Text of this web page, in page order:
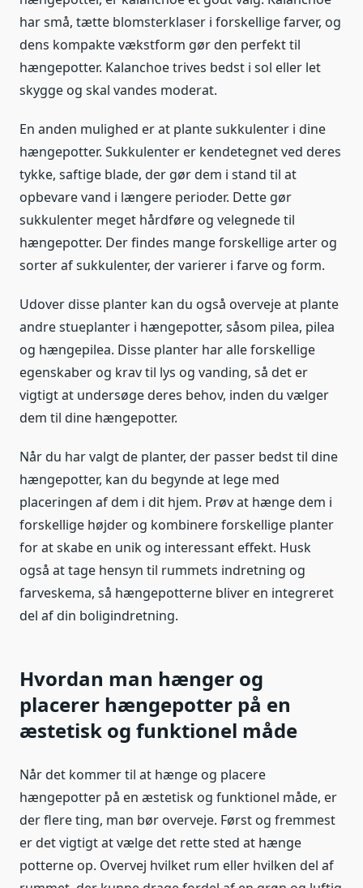
har små, tætte blomsterklaser i forskellige farver, og
dens kompakte vækstform gør den perfekt til
hængepotter. Kalanchoe trives bedst i sol eller let
skygge og skal vandes moderat.
En anden mulighed er at plante sukkulenter i dine
hængepotter. Sukkulenter er kendetegnet ved deres
tykke, saftige blade, der gør dem i stand til at
opbevare vand i længere perioder. Dette gør
sukkulenter meget hårdføre og velegnede til
hængepotter. Der findes mange forskellige arter og
sorter af sukkulenter, der varierer i farve og form.
Udover disse planter kan du også overveje at plante
andre stueplanter i hængepotter, såsom pilea, pilea
og hængepilea. Disse planter har alle forskellige
egenskaber og krav til lys og vanding, så det er
vigtigt at undersøge deres behov, inden du vælger
dem til dine hængepotter.
Når du har valgt de planter, der passer bedst til dine
hængepotter, kan du begynde at lege med
placeringen af dem i dit hjem. Prøv at hænge dem i
forskellige højder og kombinere forskellige planter
for at skabe en unik og interessant effekt. Husk
også at tage hensyn til rummets indretning og
farveskema, så hængepotterne bliver en integreret
del af din boligindretning.
Hvordan man hænger og
placerer hængepotter på en
æstetisk og funktionel måde
Når det kommer til at hænge og placere
hængepotter på en æstetisk og funktionel måde, er
der flere ting, man bør overveje. Først og fremmest
er det vigtigt at vælge det rette sted at hænge
potterne op. Overvej hvilket rum eller hvilken del af